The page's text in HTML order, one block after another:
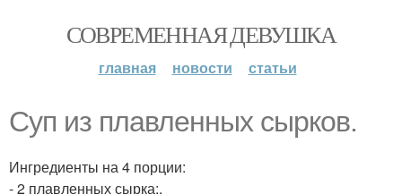
СОВРЕМЕННАЯ ДЕВУШКА
главная новости статьи
Суп из плавленных сырков.
Ингредиенты на 4 порции:
- 2 плавленных сырка;.